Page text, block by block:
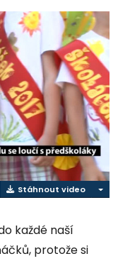
Stáhnout video
každé naší
protože si